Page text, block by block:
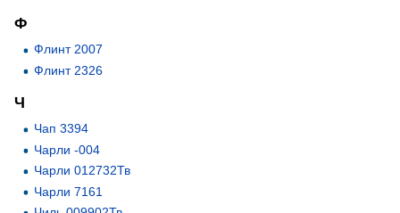
Ф
Флинт 2007
Флинт 2326
Ч
Чап 3394
Чарли -004
Чарли 012732Тв
Чарли 7161